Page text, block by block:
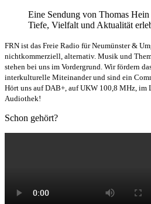
Eine Sendung von Thomas
Tiefe, Vielfalt und Aktualität
FRN ist das Freie Radio für Neumünster &
nichtkommerziell, alternativ. Musik und
stehen bei uns im Vordergrund. Wir fördern
interkulturelle Miteinander und sind ein
Hört uns auf DAB+, auf UKW 100,8 MHz, im
Audiothek!
Schon gehört?